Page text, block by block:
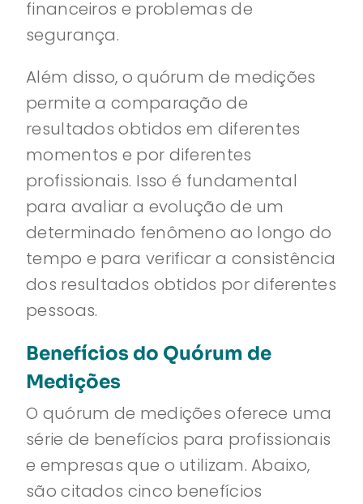
financeiros e problemas de
segurança.
Além disso, o quórum de medições
permite a comparação de
resultados obtidos em diferentes
momentos e por diferentes
profissionais. Isso é fundamental
para avaliar a evolução de um
determinado fenômeno ao longo do
tempo e para verificar a consistência
dos resultados obtidos por diferentes
pessoas.
Benefícios do Quórum de
Medições
O quórum de medições oferece uma
série de benefícios para profissionais
e empresas que o utilizam. Abaixo,
são citados cinco benefícios